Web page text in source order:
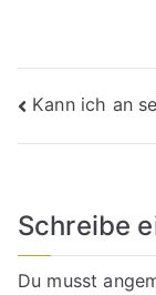
Beitragsnavigation
Kann ich an
Schreibe
Du musst